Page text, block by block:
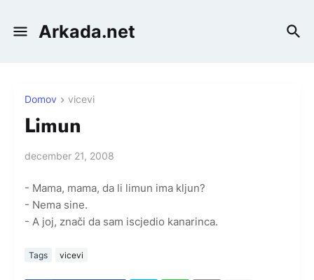
Arkada.net
Domov vicevi
Limun
december 21, 2008
- Mama, mama, da li limun ima kljun?
- Nema sine.
- A joj, znači da sam iscjedio kanarinca.
Tags vicevi